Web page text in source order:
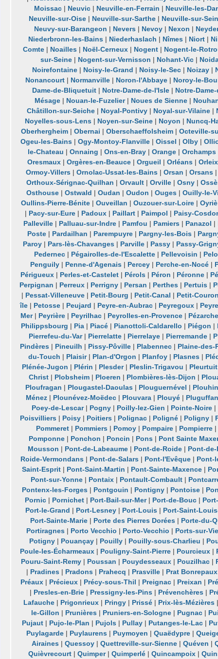
Moissac| Neuvic| Neuville-en-Ferrain | Neuville-les-
Neuville-sur-Oise | Neuville-sur-Sarthe | Neuville-sur-
Neuvy-sur-Barangeon | Nevers | Nevoy | Nexon |
Niederbronn-les-Bains| Niederhaslach | Nîmes| Niort|
Comte| Noailles| Noël-Cerneux| Nogent| Nogent-le-
sur-Seine| Nogent-sur-Vernisson | Nohant-Vic|
Noirefontaine | Noisy-le-Grand | Noisy-le-Sec | Noizay |
Nonancourt | Normanville | Noron-l'Abbaye | Noroy-le-
Dame-de-Bliquetuit | Notre-Dame-de-l'Isle | Notre-
Mésage | Nouan-le-Fuzelier| Noues de Sienne |
Châtillon-sur-Seiche | Noyal-Pontivy | Noyal-sur-Vilaine |
Noyelles-sous-Lens | Noyen-sur-Seine | Noyon | Nuncq-
Oberhergheim |Obernai |Oberschaeffolsheim |Octeville-
Ogeu-les-Bains |Ogy-Montoy-Flanville |Oissel |Olby |
le-Chateau | Onnaing | Ons-en-Bray| Orange| Orchamps
Oresmaux| Orgères-en-Beauce| Orgueil | Orléans| Orleix
Ormoy-Villers |Ornolac-Ussat-les-Bains |Orsan |Orsans
Orthoux-Sérignac-Quilhan | Orvault| Orville| Osny|
Osthouse |Ostwald |Oudan |Oudon |Ouges |Ouilly-le-
Oullins-Pierre-Bénite| Ouveillan | Ouzouer-sur-Loire|
| Pacy-sur-Eure| Padoux| Paillart| Paimpol | Paisy-
Palleville | Palluau-sur-Indre | Pamfou | Pamiers | Panazol |
Poste| Pardailhan | Parempuyre| Pargny-les-Bois|
Paroy | Pars-lès-Chavanges | Parville | Passy | Passy-
Pedernec | Pégairolles-de-l'Escalette | Pellevoisin |
Penguily | Penne-d'Agenais | Percey | Perche-en-Nocé |
Périgueux | Perles-et-Castelet | Pérols | Péron | Péronne |
Perpignan | Perreux | Perrigny | Persan | Perthes | Pertuis |
| Pessat-Villeneuve | Petit-Bourg | Petit-Canal | Petit-
île | Petosse | Peujard | Peyre-en-Aubrac | Peyregoux |
Mer| Peyrière| Peyrilhac| Peyrolles-en-Provence|
Philippsbourg | Pia| Piacé| Pianottoli-Caldarello | Piégon |
Pierrefeu-du-Var| Pierrelatte | Pierrelaye | Pierremande |
Pindères| Pineuilh | Pissy-Pôville| Plabennec| Plaine-des-
du-Touch | Plaisir| Plan-d'Orgon | Planfoy | Plasnes |
Plénée-Jugon | Plérin | Plesder| Pleslin-Trigavou | Pleurtuit
Christ| Plobsheim| Ploeren | Plombières-lès-Dijon |
Ploufragan | Plougastel-Daoulas| Plouguernével |
Ménez| Plounévez-Moëdec| Plouvara| Plouyé| Pluguffan
Poey-de-Lescar| Pogny | Poilly-lez-Gien | Pointe-Noire |
Poisvilliers | Poisy | Poitiers | Polignac | Poligné | Poligny |
Pommeret| Pommiers| Pomoy| Pompaire| Pompierre|
Pomponne| Ponchon | Poncin | Pons| Pont Sainte
Mousson | Pont-de-Labeaume | Pont-de-Roide | Pont-
Roide-Vermondans| Pont-de-Salars| Pont-l'Evêque| Pont-
Saint-Esprit| Pont-Saint-Martin | Pont-Sainte-Maxence|
Pont-sur-Yonne| Pontaix| Pontault-Combault|
Pontenx-les-Forges| Pontgouin | Pontigny| Pontoise|
Pornic| Pornichet| Port-Bail-sur-Mer| Port-de-Bouc|
Port-le-Grand | Port-Lesney| Port-Louis| Port-Saint-
Port-Sainte-Marie | Porte des Pierres Dorées | Porte-du-
Portiragnes| Porto Vecchio | Porto-Vecchio | Ports-sur-
Potigny | Pouançay | Pouilly | Pouilly-sous-Charlieu |
Poule-les-Écharmeaux | Pouligny-Saint-Pierre | Pourcieux |
Pouru-Saint-Remy| Poussan | Pouydesseaux| Pouzilhac|
| Pradines| Pradons| Prahecq | Prasville| Prat Bonrepaux
Préaux | Précieux | Précy-sous-Thil | Preignac | Preixan |
| Presles-en-Brie | Pressigny-les-Pins | Prévenchères |
Lafauche | Prigonrieux | Pringy | Prissé | Prix-lès-Mézières
le-Gillon | Prunières| Pruniers-en-Sologne| Pugnac|
Pujaut| Pujo-le-Plan | Pujols| Pullay| Putanges-le-Lac|
Puylagarde| Puylaurens| Puymoyen | Quaëdypre|
Airaines |Quessoy |Quettreville-sur-Sienne |Quéven |
Quièvrecourt |Quimper|Quimperlé |Quincampoix |